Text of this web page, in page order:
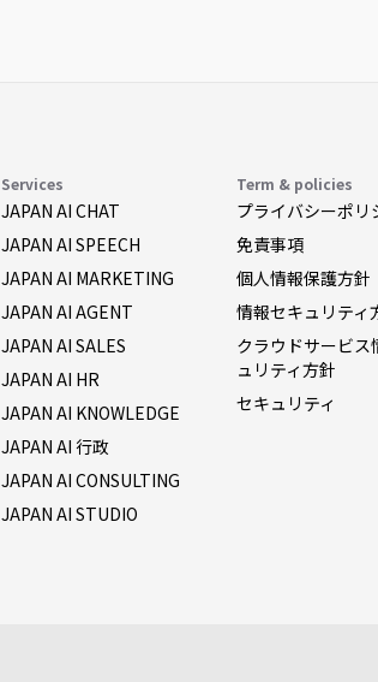
Services
JAPAN AI CHAT
JAPAN AI SPEECH
JAPAN AI MARKETING
JAPAN AI AGENT
JAPAN AI SALES
JAPAN AI HR
JAPAN AI KNOWLEDGE
JAPAN AI 行政
JAPAN AI CONSULTING
JAPAN AI STUDIO
Term & policies
プライバシーポリ
免責事項
個人情報保護方針
情報セキュリティ
クラウドサービス
ュリティ方針
セキュリティ